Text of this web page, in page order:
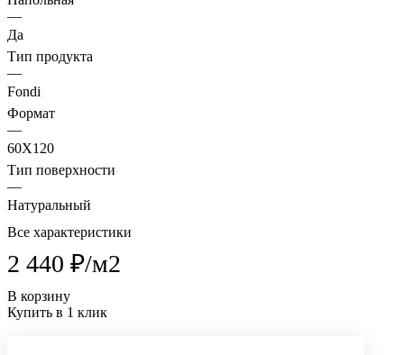
—
Да
Тип продукта
—
Fondi
Формат
—
60X120
Тип поверхности
—
Натуральный
Все характеристики
2 440 ₽/м2
В корзину
Купить в 1 клик